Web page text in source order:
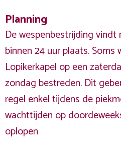
Planning
De wespenbestrijding vindt
binnen 24 uur plaats. Soms
Lopikerkapel op een
zondag bestreden. Dit
regel enkel tijdens de
wachttijden op
oplopen